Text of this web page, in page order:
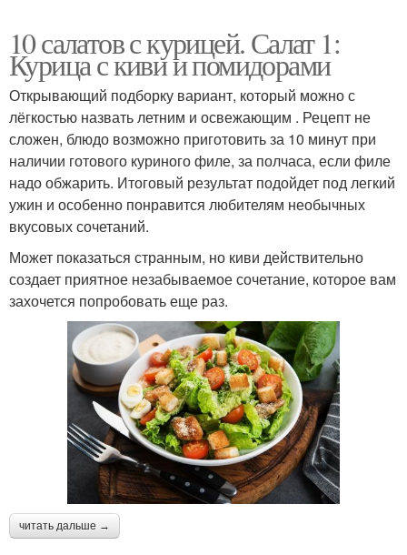
10 салатов с курицей. Салат 1:
Курица с киви и помидорами
Открывающий подборку вариант, который можно с
лёгкостью назвать летним и освежающим . Рецепт не
сложен, блюдо возможно приготовить за 10 минут при
наличии готового куриного филе, за полчаса, если филе
надо обжарить. Итоговый результат подойдет под легкий
ужин и особенно понравится любителям необычных
вкусовых сочетаний.
Может показаться странным, но киви действительно
создает приятное незабываемое сочетание, которое вам
захочется попробовать еще раз.
читать дальше →